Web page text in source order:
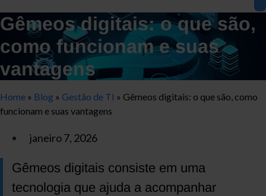
Gêmeos digitais: o que são,
como funcionam e suas
vantagens
Home » Blog » Gestão de TI » Gêmeos digitais: o que são, como
funcionam e suas vantagens
janeiro 7, 2026
Gêmeos digitais consiste em uma
tecnologia que ajuda a acompanhar